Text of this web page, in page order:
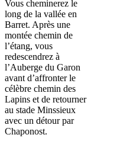
Vous cheminerez le
long de la vallée en
Barret. Après une
montée chemin de
l’étang, vous
redescendrez à
l’Auberge du Garon
avant d’affronter le
célèbre chemin des
Lapins et de retourner
au stade Minssieux
avec un détour par
Chaponost.